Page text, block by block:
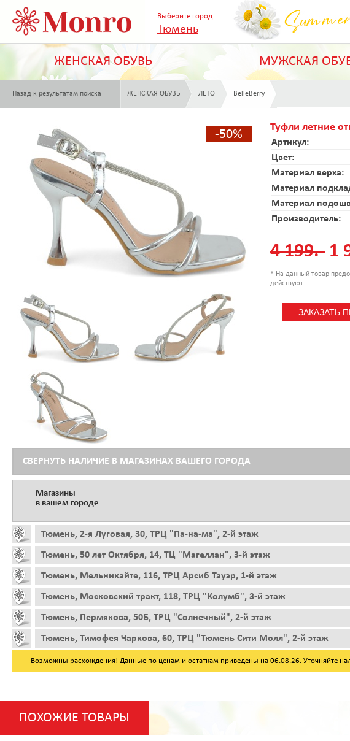
Выберите город:
Тюмень
ЖЕНСКАЯ ОБУВЬ МУЖСКАЯ
Назад к результатам поиска ЖЕНСКАЯ ОБУВЬ ЛЕТО BelleBerry
-50%
Туфли летние
Артикул:
Цвет:
Материал верха:
Материал
Материал
Производитель:
4 199.- 1
* На данный товар
действуют.
СВЕРНУТЬ НАЛИЧИЕ В МАГАЗИНАХ ВАШЕГО ГОРОДА
Магазины
в вашем городе
Тюмень, 2-я Луговая, 30, ТРЦ "Па-на-ма", 2-й этаж
Тюмень, 50 лет Октября, 14, ТЦ "Магеллан", 3-й этаж
Тюмень, Мельникайте, 116, ТРЦ Арсиб Тауэр, 1-й этаж
Тюмень, Московский тракт, 118, ТРЦ "Колумб", 3-й этаж
Тюмень, Пермякова, 50Б, ТРЦ "Солнечный", 2-й этаж
Тюмень, Тимофея Чаркова, 60, ТРЦ "Тюмень Сити Молл", 2-й этаж
Возможны расхождения! Данные по ценам и остаткам приведены на 06.08.26. Уточняйте
ПОХОЖИЕ ТОВАРЫ